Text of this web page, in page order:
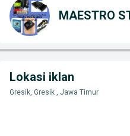
MAESTRO
Lokasi iklan
Gresik, Gresik , Jawa Timur